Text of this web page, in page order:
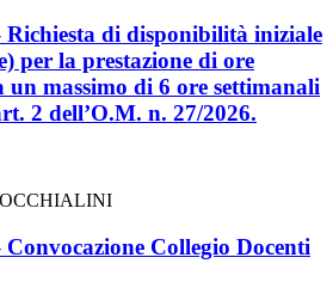
Richiesta di disponibilità iniziale
per la prestazione di ore
un massimo di 6 ore settimanali
2 dell’O.M. n. 27/2026.
Collegio Docenti